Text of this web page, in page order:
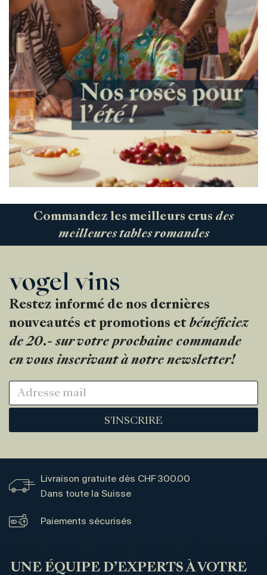
Commandez les meilleurs crus des
meilleures tables romandes
Restez informé de nos dernières
nouveautés et promotions et bénéficiez
de 20.- sur votre prochaine commande
en vous inscrivant à notre newsletter!
S'INSCRIRE
Livraison gratuite dès CHF 300.00
Dans toute la Suisse
Paiements sécurisés
UNE ÉQUIPE D’EXPERTS À VOTRE